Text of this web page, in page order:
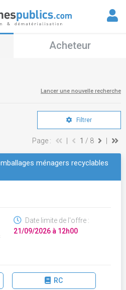
Acheteur
Lancer une nouvelle recherche
Filtrer
Page : 1 / 8
ménagers recyclables
Date limite de l'offre :
21/09/2026 à 12h00
RC